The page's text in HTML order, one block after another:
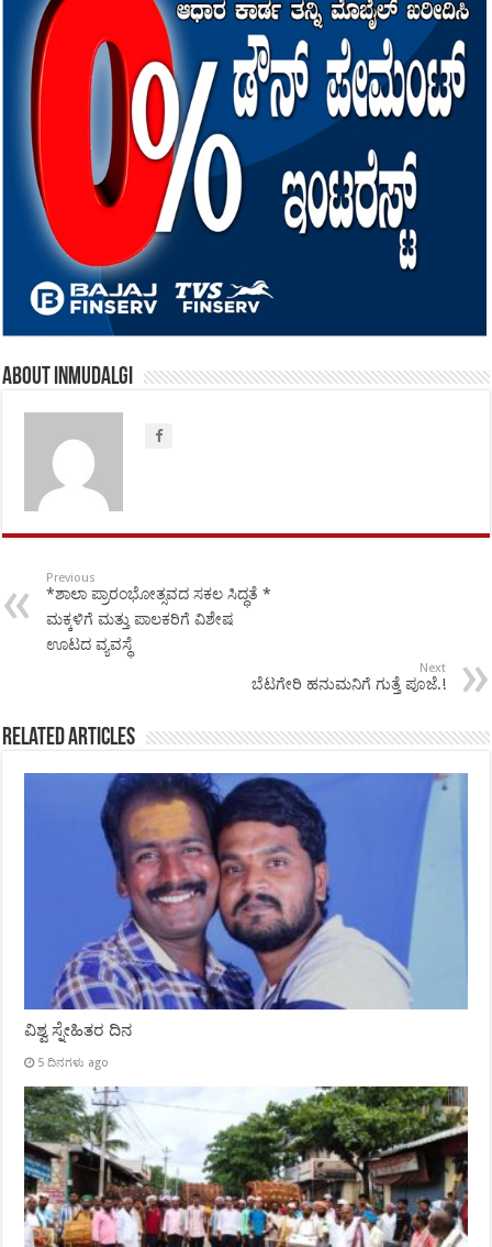
About inmudalgi
Previous
*ಶಾಲಾ ಪ್ರಾರಂಭೋತ್ಸವದ ಸಕಲ ಸಿದ್ಧತೆ *
ಮಕ್ಕಳಿಗೆ ಮತ್ತು ಪಾಲಕರಿಗೆ ವಿಶೇಷ
ಊಟದ ವ್ಯವಸ್ಥೆ
Next
ಬೆಟಗೇರಿ ಹನುಮನಿಗೆ ಗುತ್ತೆ ಪೂಜೆ.!
Related Articles
ವಿಶ್ವ ಸ್ನೇಹಿತರ ದಿನ
5 ದಿನಗಳು ago